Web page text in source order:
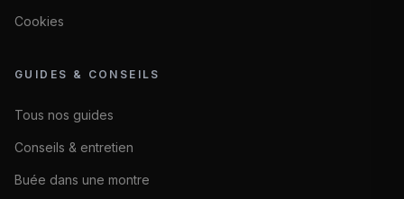
Cookies
GUIDES & CONSEILS
Tous nos guides
Conseils & entretien
Buée dans une montre